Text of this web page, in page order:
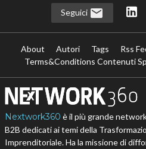
Seguici
About Autori Tags Rss
Terms&Conditions Contenuti
Nextwork360 è il più grande
B2B dedicati ai temi della
Imprenditoriale. Ha la missione di